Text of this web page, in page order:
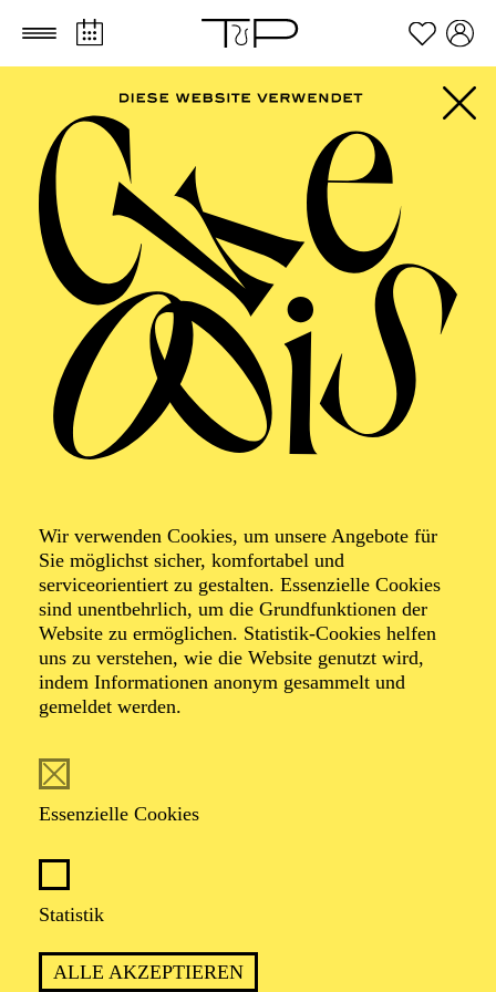
Zum Hauptinhalt springen Zum Footer springen
Wir verwenden Cookies, um unsere Angebote für
Sie möglichst sicher, komfortabel und
serviceorientiert zu gestalten. Essenzielle Cookies
sind unentbehrlich, um die Grundfunktionen der
Website zu ermöglichen. Statistik-Cookies helfen
uns zu verstehen, wie die Website genutzt wird,
indem Informationen anonym gesammelt und
gemeldet werden.
Essenzielle Cookies
Statistik
ALLE AKZEPTIEREN
Foto: Akademie Musiktheater Heute / Deutsche Bank
Stiftung
Leitende Dramaturgin
Patricia Knebel, geboren und aufgewachsen in Essen,
studierte Musikwissenschaft und